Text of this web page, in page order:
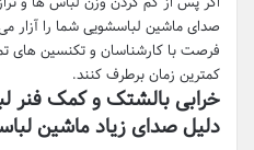
صدای ماشین لباسشویی شما را آزار
فرصت با کارشناسان و تکنسین های
کمترین زمان برطرف کنند.
خرابی بالشتک و کمک فنر
دلیل صدای زیاد ماشین